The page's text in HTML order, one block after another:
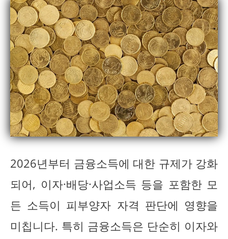
2026년부터 금융소득에 대한 규제가 강화
되어, 이자·배당·사업소득 등을 포함한 모
든 소득이 피부양자 자격 판단에 영향을
미칩니다. 특히 금융소득은 단순히 이자와